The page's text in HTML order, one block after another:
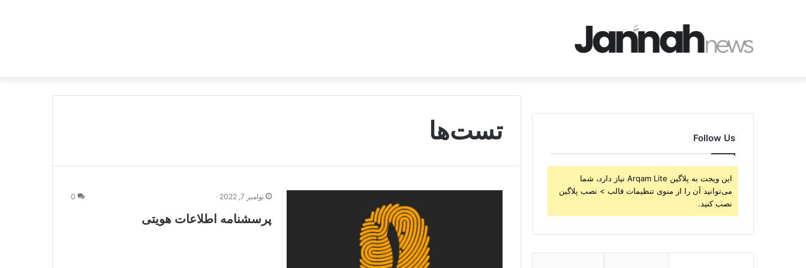
تست‌ها
نوامبر 7, 2022 0
پرسشنامه اطلاعات هویتی
Follow Us
این ویجت به پلاگین Arqam Lite نیاز دارد، شما
می‌توانید آن را از منوی تنظیمات قالب > نصب پلاگین
نصب کنید.